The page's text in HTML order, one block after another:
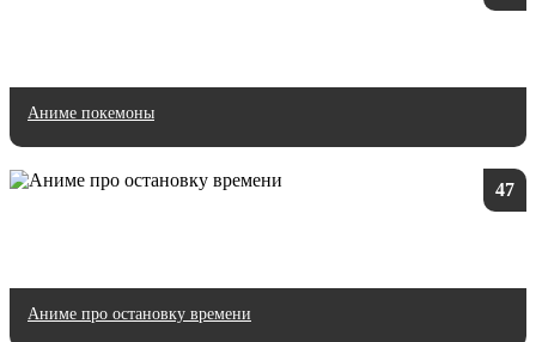
Аниме покемоны
47
Аниме про остановку времени